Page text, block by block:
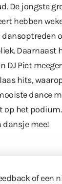
De jongste
hebben
Daarnaast
DJ Piet
hits,
dance
op het
dansje mee!
of een